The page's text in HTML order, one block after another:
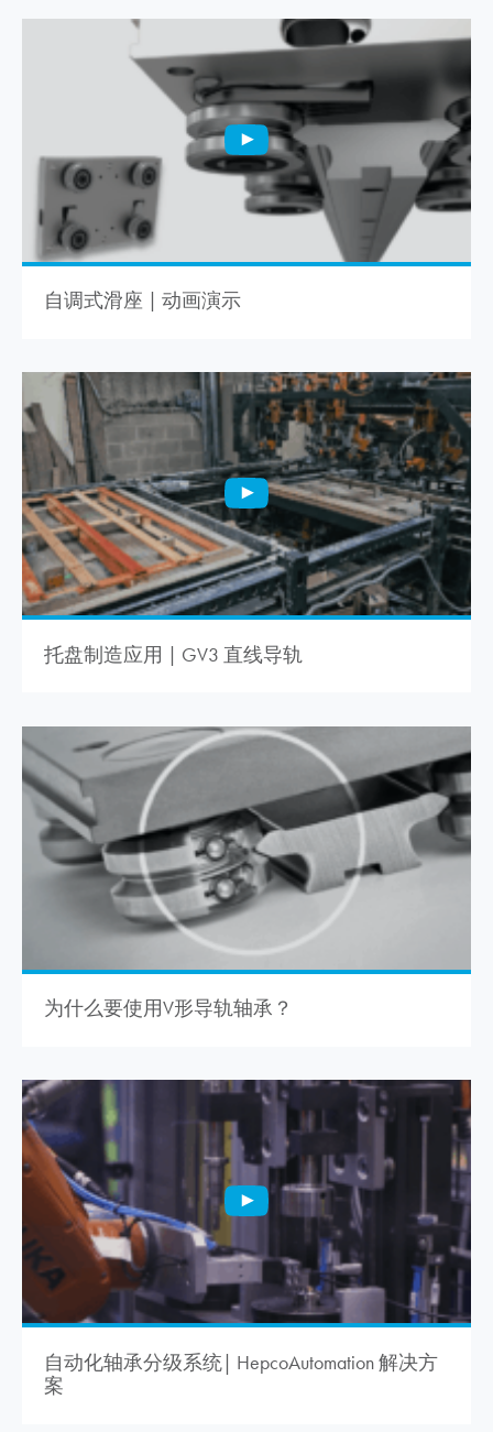
自调式滑座 | 动画演示
托盘制造应用 | GV3 直线导轨
为什么要使用V形导轨轴承？
自动化轴承分级系统| HepcoAutomation 解决方
案